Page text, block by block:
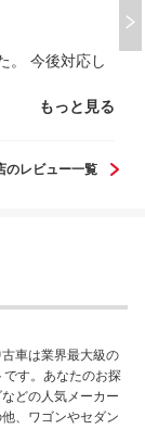
。 今後対応し
もっと見る
のレビュー一覧
車は業界最大級の
す。あなたのお探
どの人気メーカー
、ワゴンやセダン